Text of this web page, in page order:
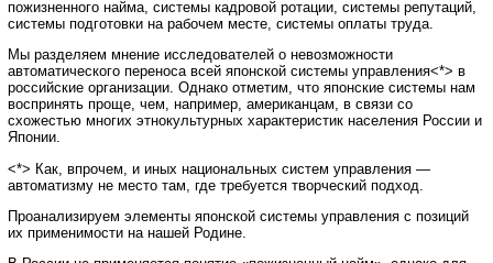
пожизненного найма, системы кадровой ротации, системы репутаций,
системы подготовки на рабочем месте, системы оплаты труда.
Мы разделяем мнение исследователей о невозможности
автоматического переноса всей японской системы управления<*> в
российские организации. Однако отметим, что японские системы нам
воспринять проще, чем, например, американцам, в связи со
схожестью многих этнокультурных характеристик населения России и
Японии.
<*> Как, впрочем, и иных национальных систем управления —
автоматизму не место там, где требуется творческий подход.
Проанализируем элементы японской системы управления с позиций
их применимости на нашей Родине.